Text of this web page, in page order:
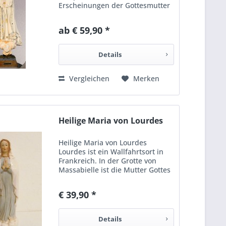
Erscheinungen der Gottesmutter
Andenken. Höhe: ca. 45 cm groß
Hier geht es zur einer
ausfühlichen...
ab € 59,90 *
Details
Vergleichen Merken
Heilige Maria von Lourdes
Heilige Maria von Lourdes
Lourdes ist ein Wallfahrtsort in
Frankreich. In der Grotte von
Massabielle ist die Mutter Gottes
18 mal der vierzehnjährigen
€ 39,90 *
Details